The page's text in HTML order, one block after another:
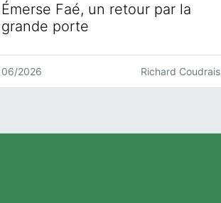
Émerse Faé, un retour par la
grande porte
06/2026 Richard Coudrais